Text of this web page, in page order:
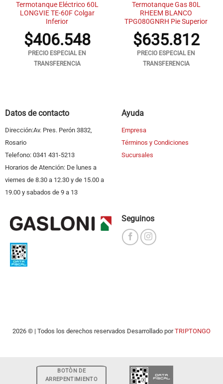
Termotanque Eléctrico 60L
LONGVIE TE-60F Colgar
Inferior
$406.548
PRECIO ESPECIAL EN
TRANSFERENCIA
Termotanque Gas 80L
RHEEM BLANCO
TPG080GNRH Pie Superior
$635.812
PRECIO ESPECIAL EN
TRANSFERENCIA
Datos de contacto
Dirección:Av. Pres. Perón 3832,
Rosario
Telefono: 0341 431-5213
Horarios de Atención: De lunes a
viernes de 8.30 a 12.30 y de 15.00 a
19.00 y sabados de 9 a 13
Ayuda
Empresa
Términos y Condiciones
Sucursales
Seguinos
2026 © | Todos los derechos reservados Desarrollado porTRIPTONGO
BOTÒN DE
ARREPENTIMIENTO